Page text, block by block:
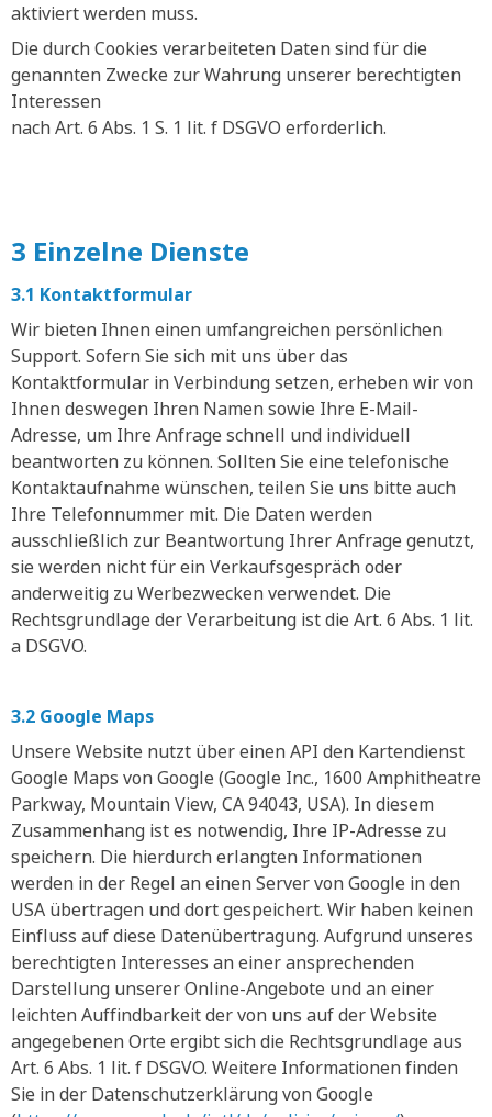
aktiviert werden muss.
Die durch Cookies verarbeiteten Daten sind für die
genannten Zwecke zur Wahrung unserer berechtigten
Interessen
nach Art. 6 Abs. 1 S. 1 lit. f DSGVO erforderlich.
3 Einzelne Dienste
3.1 Kontaktformular
Wir bieten Ihnen einen umfangreichen persönlichen
Support. Sofern Sie sich mit uns über das
Kontaktformular in Verbindung setzen, erheben wir von
Ihnen deswegen Ihren Namen sowie Ihre E-Mail-
Adresse, um Ihre Anfrage schnell und individuell
beantworten zu können. Sollten Sie eine telefonische
Kontaktaufnahme wünschen, teilen Sie uns bitte auch
Ihre Telefonnummer mit. Die Daten werden
ausschließlich zur Beantwortung Ihrer Anfrage genutzt,
sie werden nicht für ein Verkaufsgespräch oder
anderweitig zu Werbezwecken verwendet. Die
Rechtsgrundlage der Verarbeitung ist die Art. 6 Abs. 1 lit.
a DSGVO.
3.2 Google Maps
Unsere Website nutzt über einen API den Kartendienst
Google Maps von Google (Google Inc., 1600 Amphitheatre
Parkway, Mountain View, CA 94043, USA). In diesem
Zusammenhang ist es notwendig, Ihre IP-Adresse zu
speichern. Die hierdurch erlangten Informationen
werden in der Regel an einen Server von Google in den
USA übertragen und dort gespeichert. Wir haben keinen
Einfluss auf diese Datenübertragung. Aufgrund unseres
berechtigten Interesses an einer ansprechenden
Darstellung unserer Online-Angebote und an einer
leichten Auffindbarkeit der von uns auf der Website
angegebenen Orte ergibt sich die Rechtsgrundlage aus
Art. 6 Abs. 1 lit. f DSGVO. Weitere Informationen finden
Sie in der Datenschutzerklärung von Google